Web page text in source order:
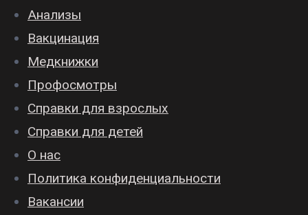
Анализы
Вакцинация
Медкнижки
Профосмотры
Справки для взрослых
Справки для детей
О нас
Политика конфиденциальности
Вакансии